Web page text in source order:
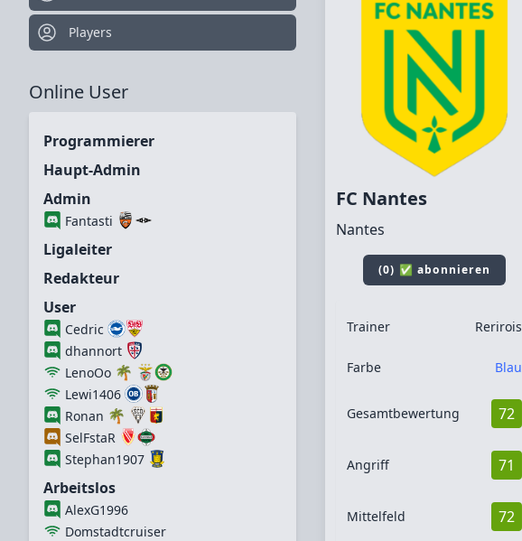
Players
Online User
Programmierer
Haupt-Admin
Admin
Fantasti
Ligaleiter
Redakteur
User
Cedric
dhannort
LenoOo 🌴
Lewi1406
Ronan 🌴
SelFstaR
Stephan1907
Arbeitslos
AlexG1996
Domstadtcruiser
FC Nantes
Nantes
(0) ✅ abonnieren
Trainer Rerirois
Farbe Blau
Gesamtbewertung 72
Angriff 71
Mittelfeld 72